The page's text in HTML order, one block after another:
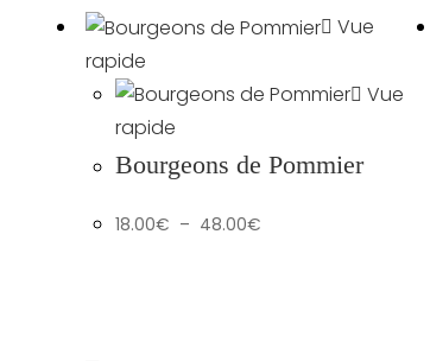
9.90€
à
Vue
rapide
Vue
rapide
Bourgeons de Pommier
18.00€ – 48.00€